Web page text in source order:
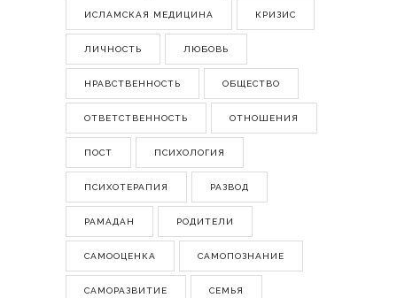
ИСЛАМСКАЯ МЕДИЦИНА КРИЗИС
ЛИЧНОСТЬ ЛЮБОВЬ
НРАВСТВЕННОСТЬ ОБЩЕСТВО
ОТВЕТСТВЕННОСТЬ ОТНОШЕНИЯ
ПОСТ ПСИХОЛОГИЯ
ПСИХОТЕРАПИЯ РАЗВОД
РАМАДАН РОДИТЕЛИ
САМООЦЕНКА САМОПОЗНАНИЕ
САМОРАЗВИТИЕ СЕМЬЯ